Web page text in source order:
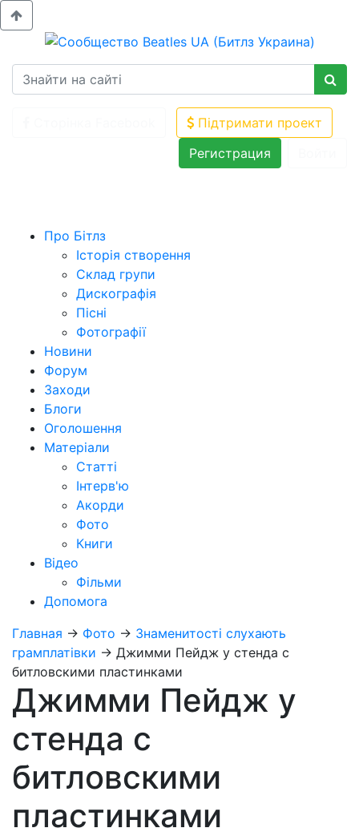
Підтримати проект
Регистрация
Про Бітлз
Історія створення
Склад групи
Дискографія
Пісні
Фотографії
Новини
Форум
Заходи
Блоги
Оголошення
Матеріали
Статті
Інтерв'ю
Акорди
Фото
Книги
Відео
Фільми
Допомога
Главная → Фото → Знаменитості слухають
грамплатівки → Джимми Пейдж у стенда с
битловскими пластинками
Джимми Пейдж у
стенда с
битловскими
пластинками